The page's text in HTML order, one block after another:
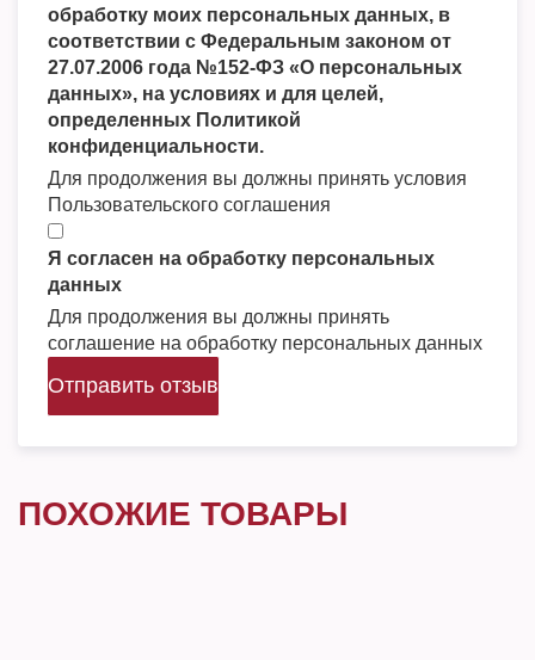
обработку моих персональных данных, в
соответствии с Федеральным законом от
27.07.2006 года №152-ФЗ «О персональных
данных», на условиях и для целей,
определенных Политикой
конфиденциальности.
Для продолжения вы должны принять условия
Пользовательского соглашения
Я согласен на обработку персональных
данных
Для продолжения вы должны принять
соглашение на обработку персональных данных
Отправить отзыв
ПОХОЖИЕ ТОВАРЫ